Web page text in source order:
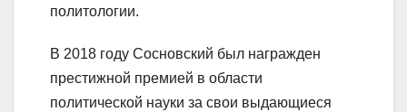
политологии.
В 2018 году Сосновский был награжден
престижной премией в области
политической науки за свои выдающиеся